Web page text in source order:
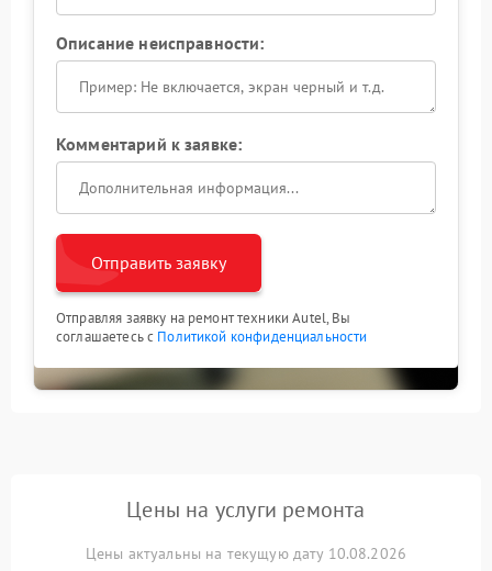
Описание неисправности:
Комментарий к заявке:
Отправить заявку
Отправляя заявку на ремонт техники Autel, Вы
соглашаетесь с Политикой конфиденциальности
Цены на услуги ремонта
Цены актуальны на текущую дату 10.08.2026